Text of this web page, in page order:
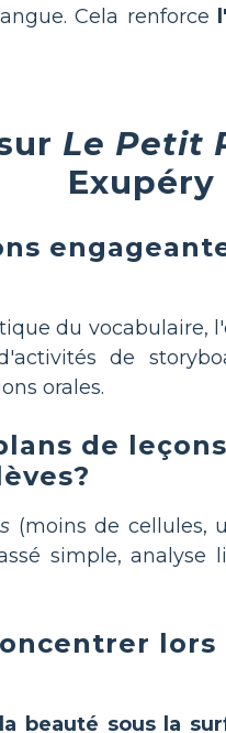
Cela renforce
Le Petit
Exupéry
du vocabulaire,
de
orales.
de
(moins de cellules,
simple, analyse
beauté sous la